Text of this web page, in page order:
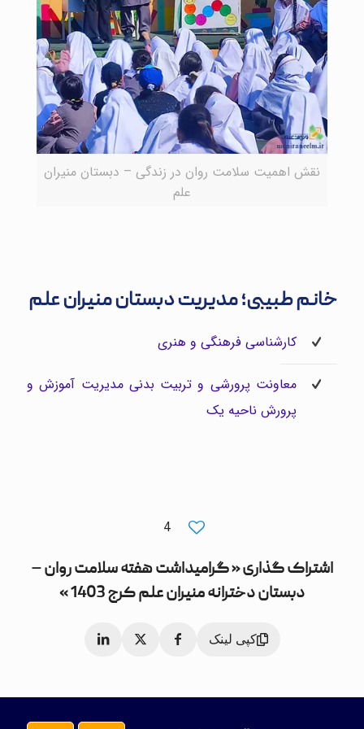
نقش اهمیت سلامت روان در زندگی – دبستان منیران
علم
خانم طبیبی؛ مدیریت دبستان منیران علم
کارشناسی فرهنگی و هنری
معاونت پرورشی و تربیت بدنی مدیریت آموزش و
پرورش ناحیه یک
4
اشتراک گذاری « گرامیداشت هفته سلامت روان –
دبستان دخترانه منیران علم کرج 1403 »
کپی لینک